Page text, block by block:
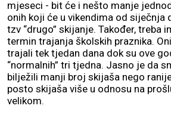
mjeseci - bit će i nešto manje
onih koji će u vikendima od siječnja
tzv “drugo” skijanje. Također, treba
termin trajanja školskih praznika.
trajali tek tjedan dana dok su ove
“normalnih” tri tjedna. Jasno je da
bilježili manji broj skijaša nego
posto skijaša više u odnosu na
velikom.